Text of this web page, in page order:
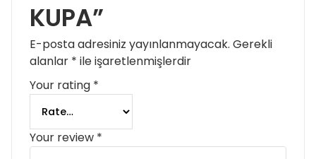
KUPA”
E-posta adresiniz yayınlanmayacak. Gerekli
alanlar * ile işaretlenmişlerdir
Your rating *
Your review *